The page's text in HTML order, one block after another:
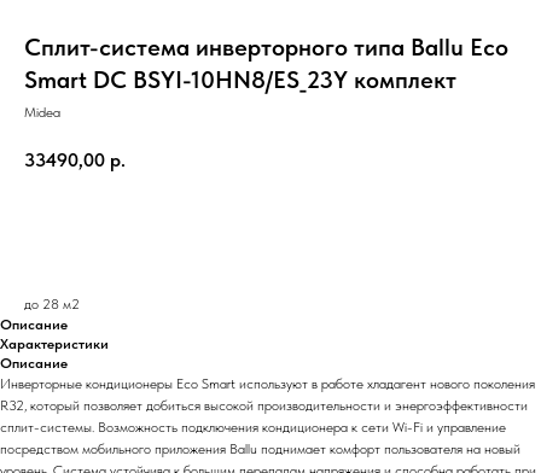
Сплит-система инверторного типа Ballu Eco
Smart DC BSYI-10HN8/ES_23Y комплект
Midea
33490,00 р.
до 28 м2
Описание
Характеристики
Описание
Инверторные кондиционеры Eco Smart используют в работе хладагент нового поколения
R32, который позволяет добиться высокой производительности и энергоэффективности
сплит-системы. Возможность подключения кондиционера к сети Wi-Fi и управление
посредством мобильного приложения Ballu поднимает комфорт пользователя на новый